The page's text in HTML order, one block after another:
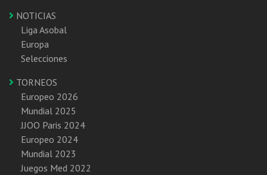
NOTICIAS
Liga Asobal
Europa
Selecciones
TORNEOS
Europeo 2026
Mundial 2025
JJOO Paris 2024
Europeo 2024
Mundial 2023
Juegos Med 2022